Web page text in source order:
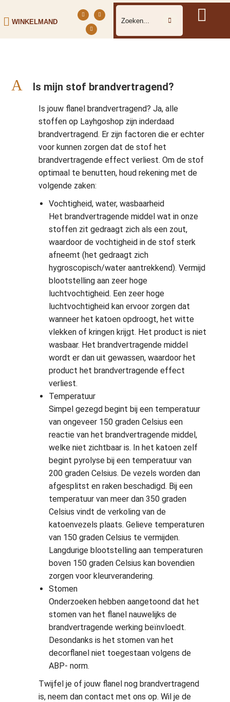
WINKELMAND
A Is mijn stof brandvertragend?
Is jouw flanel brandvertragend? Ja, alle
stoffen op Layhgoshop zijn inderdaad
brandvertragend. Er zijn factoren die er echter
voor kunnen zorgen dat de stof het
brandvertragende effect verliest. Om de stof
optimaal te benutten, houd rekening met de
volgende zaken:
Vochtigheid, water, wasbaarheid
Het brandvertragende middel wat in onze
stoffen zit gedraagt zich als een zout,
waardoor de vochtigheid in de stof sterk
afneemt (het gedraagt zich
hygroscopisch/water aantrekkend). Vermijd
blootstelling aan zeer hoge
luchtvochtigheid. Een zeer hoge
luchtvochtigheid kan ervoor zorgen dat
wanneer het katoen opdroogt, het witte
vlekken of kringen krijgt. Het product is niet
wasbaar. Het brandvertragende middel
wordt er dan uit gewassen, waardoor het
product het brandvertragende effect
verliest.
Temperatuur
Simpel gezegd begint bij een temperatuur
van ongeveer 150 graden Celsius een
reactie van het brandvertragende middel,
welke niet zichtbaar is. In het katoen zelf
begint pyrolyse bij een temperatuur van
200 graden Celsius. De vezels worden dan
afgesplitst en raken beschadigd. Bij een
temperatuur van meer dan 350 graden
Celsius vindt de verkoling van de
katoenvezels plaats. Gelieve temperaturen
van 150 graden Celsius te vermijden.
Langdurige blootstelling aan temperaturen
boven 150 graden Celsius kan bovendien
zorgen voor kleurverandering.
Stomen
Onderzoeken hebben aangetoond dat het
stomen van het flanel nauwelijks de
brandvertragende werking beïnvloedt.
Desondanks is het stomen van het
decorflanel niet toegestaan volgens de
ABP- norm.
Twijfel je of jouw flanel nog brandvertragend
is, neem dan contact met ons op. Wil je de